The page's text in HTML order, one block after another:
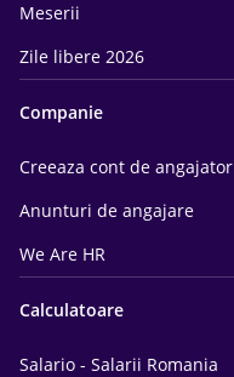
Meserii
Zile libere 2026
Companie
Creeaza cont de angajator
Anunturi de angajare
We Are HR
Calculatoare
Salario - Salarii Romania